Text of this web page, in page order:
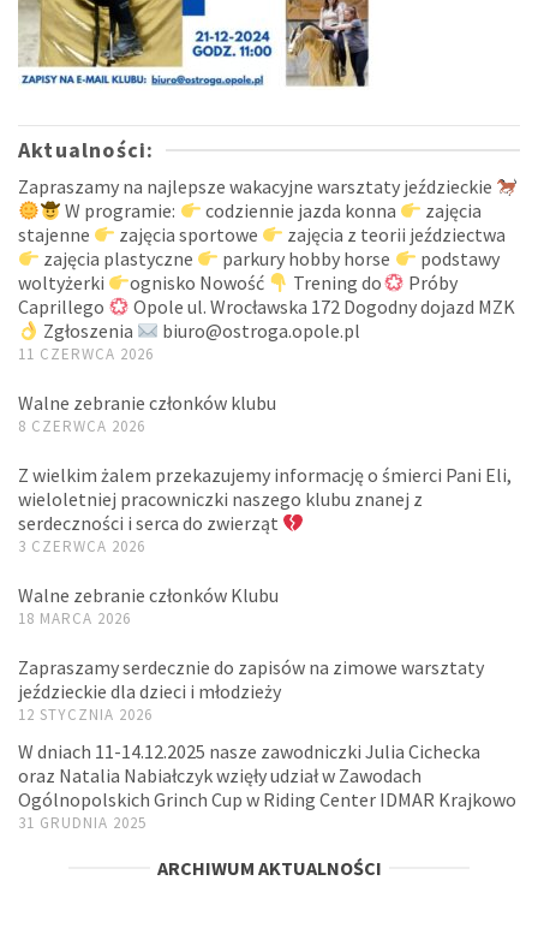
Aktualności:
Zapraszamy na najlepsze wakacyjne warsztaty jeździeckie
W programie:
codziennie jazda konna
zajęcia
stajenne
zajęcia sportowe
zajęcia z teorii jeździectwa
zajęcia plastyczne
parkury hobby horse
podstawy
woltyżerki
ognisko Nowość Trening do
Próby
Caprillego
Opole ul. Wrocławska 172 Dogodny dojazd MZK
Zgłoszenia
biuro@ostroga.opole.pl
11 CZERWCA 2026
Walne zebranie członków klubu
8 CZERWCA 2026
Z wielkim żalem przekazujemy informację o śmierci Pani Eli,
wieloletniej pracowniczki naszego klubu znanej z
serdeczności i serca do zwierząt
3 CZERWCA 2026
Walne zebranie członków Klubu
18 MARCA 2026
Zapraszamy serdecznie do zapisów na zimowe warsztaty
jeździeckie dla dzieci i młodzieży
12 STYCZNIA 2026
W dniach 11-14.12.2025 nasze zawodniczki Julia Cichecka
oraz Natalia Nabiałczyk wzięły udział w Zawodach
Ogólnopolskich Grinch Cup w Riding Center IDMAR Krajkowo
31 GRUDNIA 2025
ARCHIWUM AKTUALNOŚCI